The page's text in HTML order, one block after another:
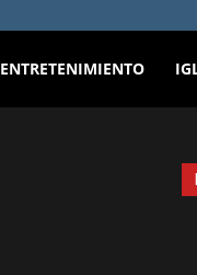
ENTRETENIMIENTO